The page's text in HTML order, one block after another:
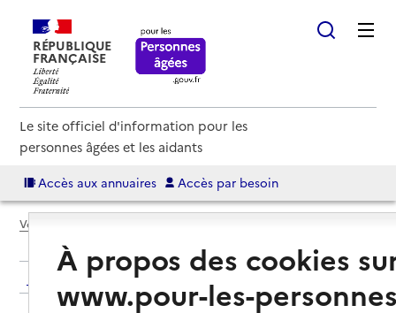
RÉPUBLIQUE
FRANÇAISE
Le site officiel d'information pour les
personnes âgées et les aidants
Accès aux annuaires Accès par besoin
Voir le fil d’Ariane
Retour aux résultats de l'annuaire
À propos des cookies
www.pour-les-